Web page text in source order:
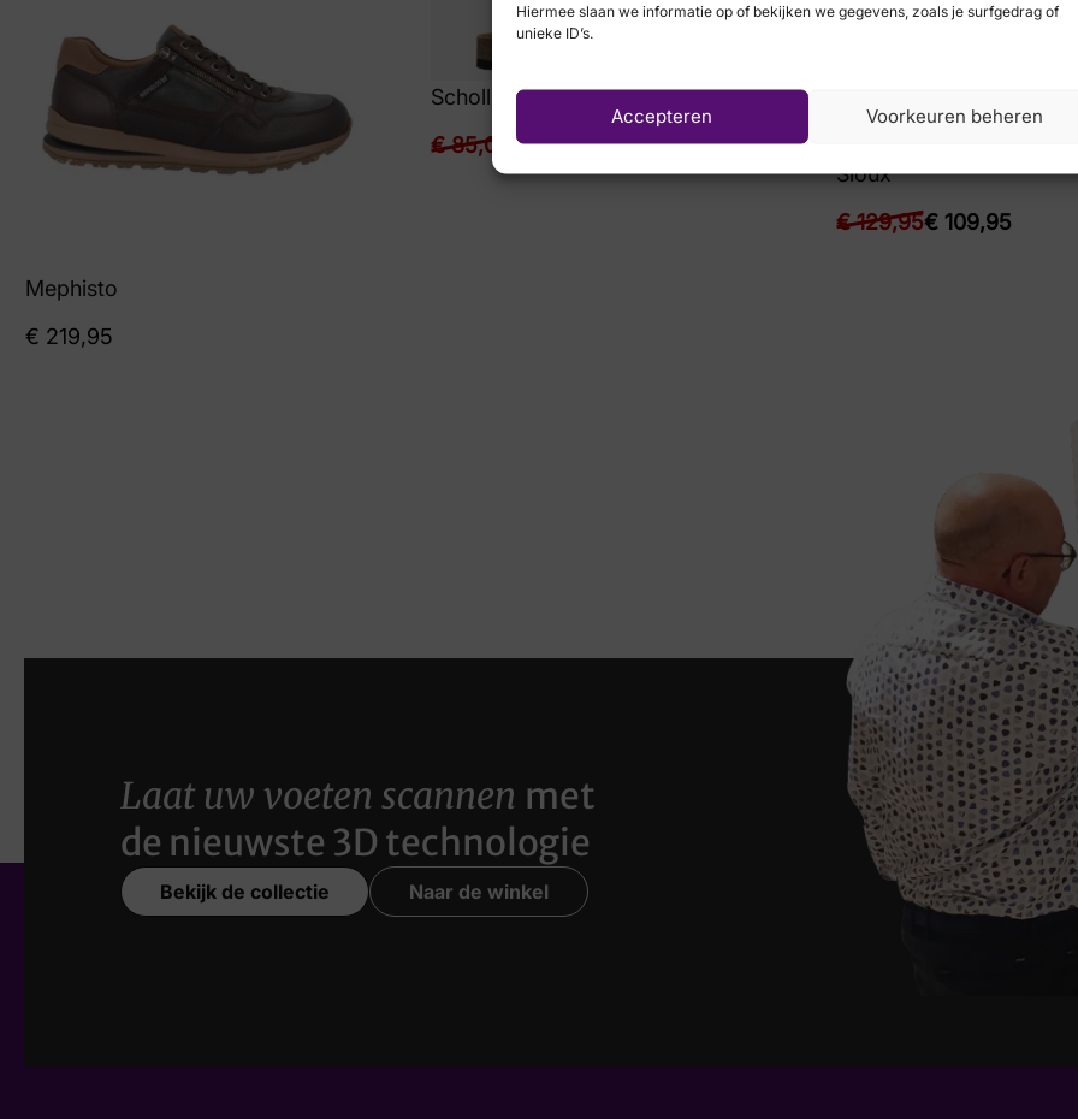
Hiermee slaan we informatie op of bekijken we gegevens, zoals je surfgedrag of
unieke ID’s.
Accepteren Voorkeuren beheren
Mephisto
€ 219,95
Scholl
€85,00 €69,95
Sioux
€129,95€ 109,95
Laat uw voeten scannen met
de nieuwste 3D technologie
Bekijk de collectie Naar de winkel